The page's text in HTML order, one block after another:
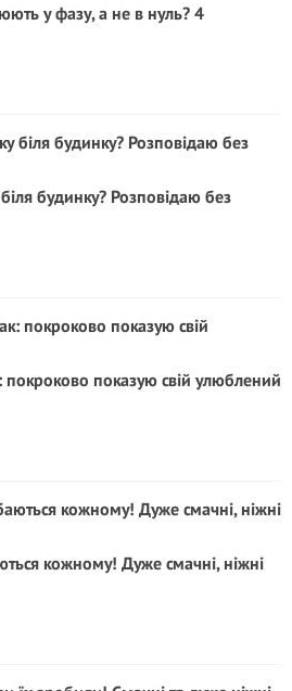
у фазу, а не в нуль? 4
будинку? Розповідаю без
покроково показую свій улюблений
кожному! Дуже смачні, ніжні